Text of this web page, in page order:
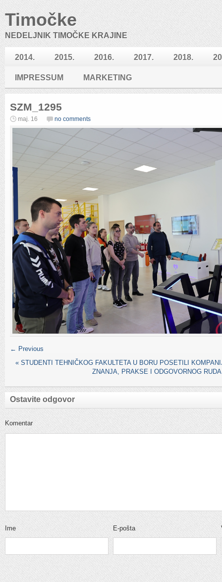
Timočke
NEDELJNIK TIMOČKE KRAJINE
2014. 2015. 2016. 2017. 2018.
IMPRESSUM MARKETING
SZM_1295
maj. 16 no comments
← Previous
« STUDENTI TEHNIČKOG FAKULTETA U BORU POSETILI
ZNANJA, PRAKSE I ODGOVORNOG
Ostavite odgovor
Komentar
Ime E-pošta